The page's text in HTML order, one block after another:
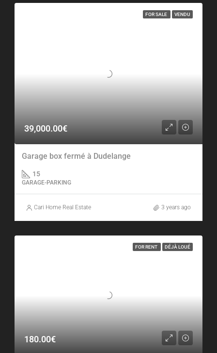
FOR SALE VENDU
39,000.00€
Garage box fermé à Dudelange
15
GARAGE-PARKING
Cari Home Real Estate 3 years ago
FOR RENT DÉJÀ LOUÉ
180.00€